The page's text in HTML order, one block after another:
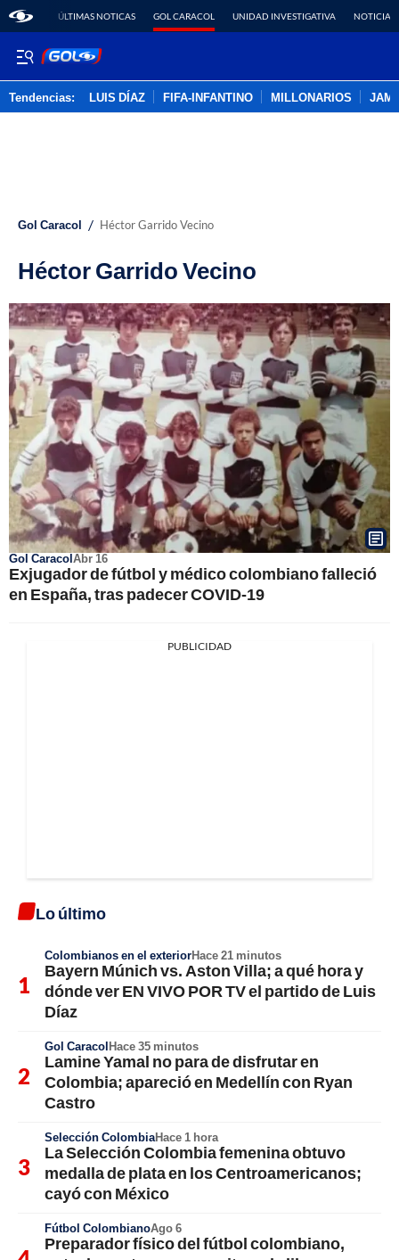
ÚLTIMAS NOTICAS GOL CARACOL UNIDAD INVESTIGATIVA NOTICIAS
Tendencias: LUIS DÍAZ FIFA-INFANTINO MILLONARIOS
Gol Caracol / Héctor Garrido Vecino
Héctor Garrido Vecino
Gol CaracolAbr 16
Exjugador de fútbol y médico colombiano falleció
en España, tras padecer COVID-19
PUBLICIDAD
Lo último
Colombianos en el exteriorHace 21 minutos
Bayern Múnich vs. Aston Villa; a qué hora y
dónde ver EN VIVO POR TV el partido de Luis
Díaz
Gol CaracolHace 35 minutos
Lamine Yamal no para de disfrutar en
Colombia; apareció en Medellín con Ryan
Castro
Selección ColombiaHace 1 hora
La Selección Colombia femenina obtuvo
medalla de plata en los Centroamericanos;
cayó con México
Fútbol ColombianoAgo 6
Preparador físico del fútbol colombiano,